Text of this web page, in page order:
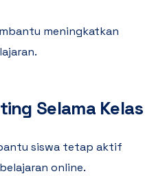
meningkatkan
Selama Kelas
siswa tetap aktif
online.